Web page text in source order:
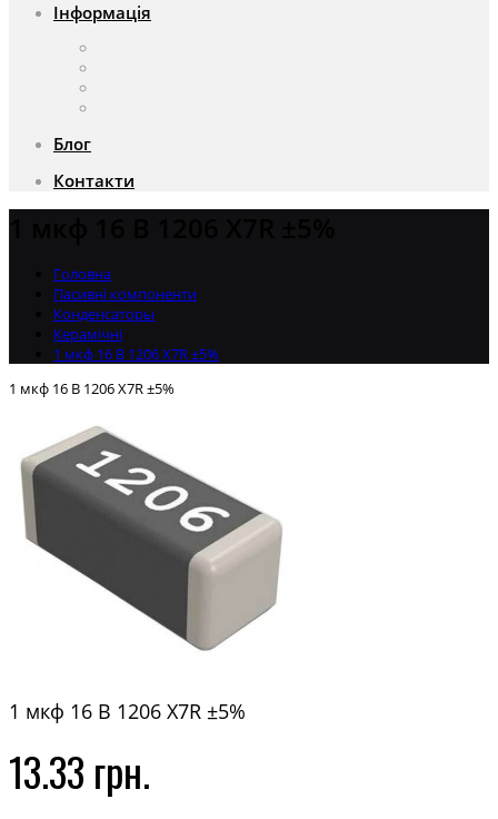
Інформація
Блог
Контакти
Головна
Пасивні компоненти
Конденсаторы
Керамічні
1 мкф 16 В 1206 X7R ±5%
1 мкф 16 В 1206 X7R ±5%
1 мкф 16 В 1206 X7R ±5%
13.33 грн.